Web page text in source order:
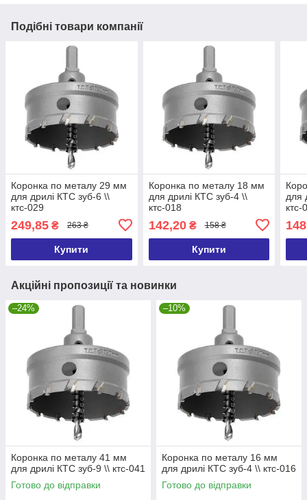
Подібні товари компанії
Коронка по металу 29 мм
для дрилі КТС зуб-6 \\
ктс-029
249,85 ₴ 263 ₴
Купити
Коронка по металу 18 мм
для дрилі КТС зуб-4 \\
ктс-018
142,20₴ 158 ₴
Купити
для
ктс-
Акційні пропозиції та новинки
–24%
Коронка по металу 41 мм
для дрилі КТС зуб-9 \\ ктс-041
Готово до відправки
–10%
Коронка по металу 16 мм
для дрилі КТС зуб-4 \\ ктс-016
Готово до відправки